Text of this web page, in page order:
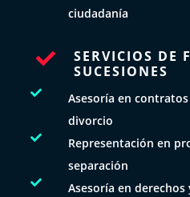
ciudadanía

SERVICIOS DE
SUCESIONES

Asesoría en
divorcio

Representación en
separación

Asesoría en